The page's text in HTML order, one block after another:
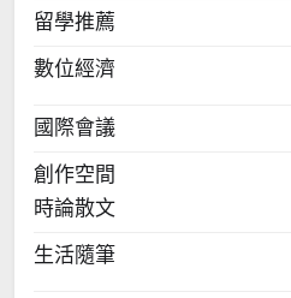
留學推薦
數位經濟
國際會議
創作空間
時論散文
生活隨筆